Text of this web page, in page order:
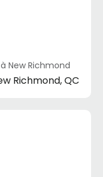
New Richmond
Richmond, QC